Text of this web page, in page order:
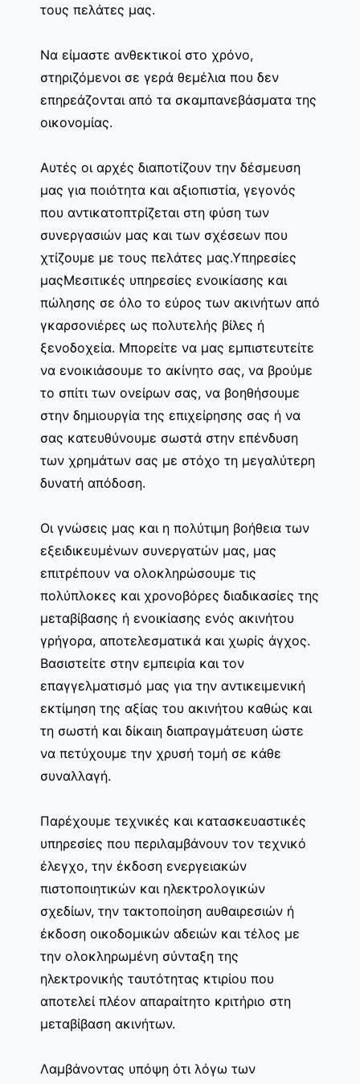
τους πελάτες μας.
Να είμαστε ανθεκτικοί στο χρόνο,
στηριζόμενοι σε γερά θεμέλια που δεν
επηρεάζονται από τα σκαμπανεβάσματα της
οικονομίας.
Αυτές οι αρχές διαποτίζουν την δέσμευση
μας για ποιότητα και αξιοπιστία, γεγονός
που αντικατοπτρίζεται στη φύση των
συνεργασιών μας και των σχέσεων που
χτίζουμε με τους πελάτες μας.Υπηρεσίες
μαςΜεσιτικές υπηρεσίες ενοικίασης και
πώλησης σε όλο το εύρος των ακινήτων από
γκαρσονιέρες ως πολυτελής βίλες ή
ξενοδοχεία. Μπορείτε να μας εμπιστευτείτε
να ενοικιάσουμε το ακίνητο σας, να βρούμε
το σπίτι των ονείρων σας, να βοηθήσουμε
στην δημιουργία της επιχείρησης σας ή να
σας κατευθύνουμε σωστά στην επένδυση
των χρημάτων σας με στόχο τη μεγαλύτερη
δυνατή απόδοση.
Οι γνώσεις μας και η πολύτιμη βοήθεια των
εξειδικευμένων συνεργατών μας, μας
επιτρέπουν να ολοκληρώσουμε τις
πολύπλοκες και χρονοβόρες διαδικασίες της
μεταβίβασης ή ενοικίασης ενός ακινήτου
γρήγορα, αποτελεσματικά και χωρίς άγχος.
Βασιστείτε στην εμπειρία και τον
επαγγελματισμό μας για την αντικειμενική
εκτίμηση της αξίας του ακινήτου καθώς και
τη σωστή και δίκαιη διαπραγμάτευση ώστε
να πετύχουμε την χρυσή τομή σε κάθε
συναλλαγή.
Παρέχουμε τεχνικές και κατασκευαστικές
υπηρεσίες που περιλαμβάνουν τον τεχνικό
έλεγχο, την έκδοση ενεργειακών
πιστοποιητικών και ηλεκτρολογικών
σχεδίων, την τακτοποίηση αυθαιρεσιών ή
έκδοση οικοδομικών αδειών και τέλος με
την ολοκληρωμένη σύνταξη της
ηλεκτρονικής ταυτότητας κτιρίου που
αποτελεί πλέον απαραίτητο κριτήριο στη
μεταβίβαση ακινήτων.
Λαμβάνοντας υπόψη ότι λόγω των